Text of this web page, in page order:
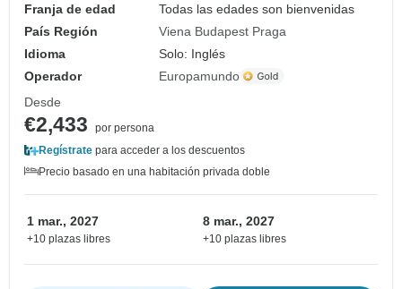
Franja de edad
Todas las edades son bienvenidas
País Región
Viena Budapest Praga
Idioma
Solo: Inglés
Operador
Europamundo
Desde
€2,433
por persona
Regístrate para acceder a los descuentos
Precio basado en una habitación privada doble
1 mar., 2027
+10 plazas libres
8 mar., 2027
+10 plazas libres